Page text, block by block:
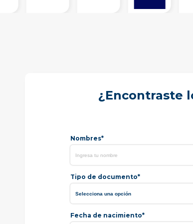
¿Encontraste
Nombres*
Tipo de documento*
Fecha de nacimiento*